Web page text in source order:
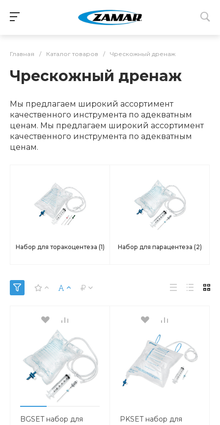
Главная / Каталог товаров / Чрескожный дренаж
Чрескожный дренаж
Мы предлагаем широкий ассортимент
качественного инструмента по адекватным
ценам. Мы предлагаем широкий ассортимент
качественного инструмента по адекватным
ценам.
Набор для торакоцентеза (1) Набор для парацентеза (2)
BGSET набор для
PKSET набор для